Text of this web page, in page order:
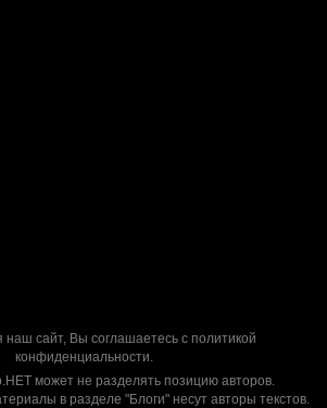
наш сайт, Вы соглашаетесь с политикой
конфиденциальности.
может не разделять позицию авторов.
в разделе "Блоги" несут авторы текстов.